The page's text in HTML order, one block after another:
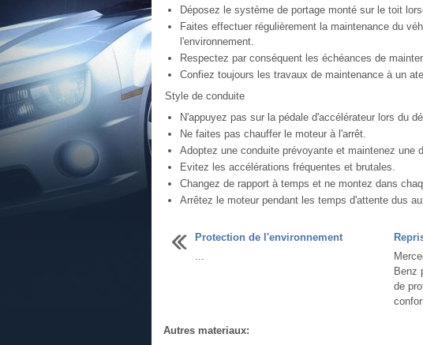
Déposez le système de portage monté sur le toit
Faites effectuer régulièrement la maintenance du
l'environnement.
Respectez par conséquent les échéances de
Confiez toujours les travaux de maintenance à un
Style de conduite
N'appuyez pas sur la pédale d'accélérateur lors du
Ne faites pas chauffer le moteur à l'arrêt.
Adoptez une conduite prévoyante et maintenez
Evitez les accélérations fréquentes et brutales.
Changez de rapport à temps et ne montez dans
Arrêtez le moteur pendant les temps d'attente dus
Protection de l'environnement
...
Benz
de
Autres materiaux: